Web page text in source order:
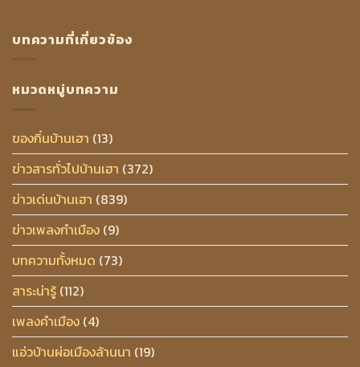
บทความที่เกี่ยวข้อง
หมวดหมู่บทความ
ของกิ๋นบ้านเฮา (13)
ข่าวสารทั่วไปบ้านเฮา (372)
ข่าวเด่นบ้านเฮา (839)
ข่าวเพลงกำเมือง (9)
บทความทั้งหมด (73)
สาระน่ารู้ (112)
เพลงคำเมือง (4)
แอ่วบ้านผ่อเมืองล้านนา (19)